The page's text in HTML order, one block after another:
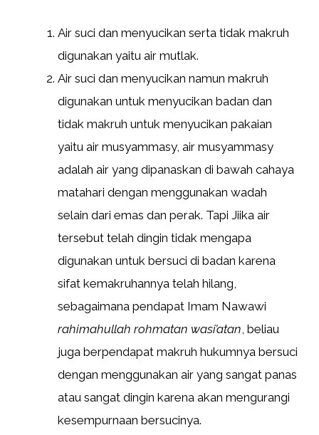
Air suci dan menyucikan serta tidak makruh
digunakan yaitu air mutlak.
Air suci dan menyucikan namun makruh
digunakan untuk menyucikan badan dan
tidak makruh untuk menyucikan pakaian
yaitu air musyammasy, air musyammasy
adalah air yang dipanaskan di bawah cahaya
matahari dengan menggunakan wadah
selain dari emas dan perak. Tapi Jiika air
tersebut telah dingin tidak mengapa
digunakan untuk bersuci di badan karena
sifat kemakruhannya telah hilang,
sebagaimana pendapat Imam Nawawi
rahimahullah rohmatan wasi’atan, beliau
juga berpendapat makruh hukumnya bersuci
dengan menggunakan air yang sangat panas
atau sangat dingin karena akan mengurangi
kesempurnaan bersucinya.